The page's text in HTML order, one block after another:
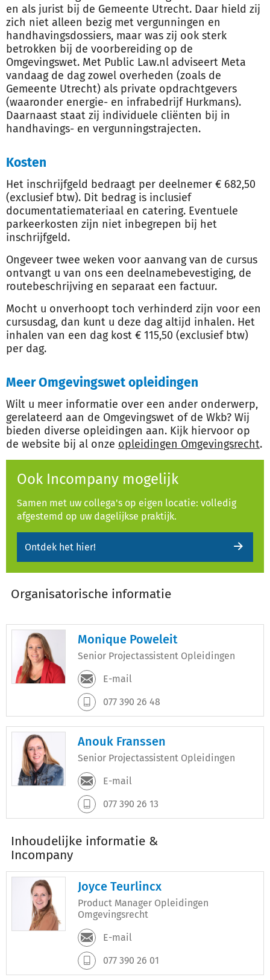
en als jurist bij de Gemeente Utrecht. Daar hield zij
zich niet alleen bezig met vergunningen en
handhavingsdossiers, maar was zij ook sterk
betrokken bij de voorbereiding op de
Omgevingswet. Met Public Law.nl adviseert Meta
vandaag de dag zowel overheden (zoals de
Gemeente Utrecht) als private opdrachtgevers
(waaronder energie- en infrabedrijf Hurkmans).
Daarnaast staat zij individuele cliënten bij in
handhavings- en vergunningstrajecten.
Kosten
Het inschrijfgeld bedraagt per deelnemer € 682,50
(exclusief btw). Dit bedrag is inclusief
documentatiemateriaal en catering. Eventuele
parkeerkosten zijn niet inbegrepen bij het
inschrijfgeld.
Ongeveer twee weken voor aanvang van de cursus
ontvangt u van ons een deelnamebevestiging, de
routebeschrijving en separaat een factuur.
Mocht u onverhoopt toch verhinderd zijn voor een
cursusdag, dan kunt u deze dag altijd inhalen. Het
inhalen van een dag kost € 115,50 (exclusief btw)
per dag.
Meer Omgevingswet opleidingen
Wilt u meer informatie over een ander onderwerp,
gerelateerd aan de Omgevingswet of de Wkb? Wij
bieden diverse opleidingen aan. Kijk hiervoor op
de website bij al onze opleidingen Omgevingsrecht.
Ook Incompany mogelijk
Samen met uw collega's op eigen locatie: volledig
afgestemd op uw dagelijkse praktijk.
Ontdek het hier!
Organisatorische informatie
Monique Poweleit
Senior Projectassistent Opleidingen
E-mail
077 390 26 48
Anouk Franssen
Senior Projectassistent Opleidingen
E-mail
077 390 26 13
Inhoudelijke informatie &
Incompany
Joyce Teurlincx
Product Manager Opleidingen
Omgevingsrecht
E-mail
077 390 26 01